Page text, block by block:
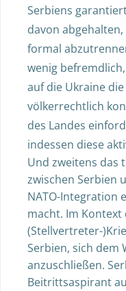
Serbiens
davon
formal
wenig
auf die Ukraine
völkerrechtlich
des Landes
indessen diese
Und zweitens das
zwischen Serbien
NATO-Integration
macht. Im
(Stellvertreter-
Serbien, sich dem
anzuschließen.
Beitrittsaspirant